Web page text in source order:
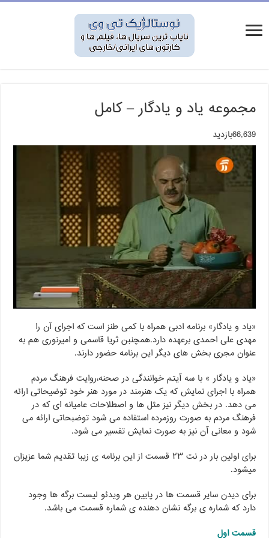
مجموعه یاد و یادگار – کامل
66,639بازدید
«یاد و یادگار» برنامه ادبی همراه با کمی طنز است که اجرای آن را
مهدی علی احمدی برعهده دارد.همچنبن ثریا قاسمی و امیرنوری هم به
عنوان مجری بخش های دیگر این برنامه حضور دارند.
«یاد و یادگار » با سه آیتم خوانندگی در صحنه،روایت فرهنگ مردم
همراه با اجرای نمایش که یک هنرمند در مورد هنر خود توضیحاتی ارائه
می دهد. در بخش دیگر نیز مثل ها و اصطلاحات عامیانه ای که در
فرهنگ مردم به صورت روزمرده استفاده می شود توضبحاتی ارائه می
شود و معانی آن نیز به صورت نمایش تفسیر می شود.
برای اولین بار در نت ۲۳ قسمت از این برنامه ی زیبا تقدیم شما عزیزان
میشود.
برای دیدن سایر قسمت ها در پایین هر ویدئو لیست برگه ها وجود
دارد که شماره ی برگه نشان دهنده ی شماره قسمت می باشد.
قسمت اول